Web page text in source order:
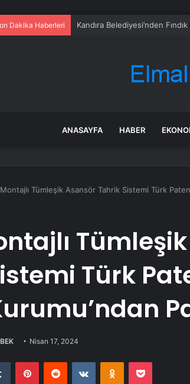
Dakika Haberleri Kandıra Belediyesi’nden
ANASAYFA HABER
Tümleşik Asansör Tahrik Sistemi Türk
Türk
Nisan 17, 2024
Tumblr PinterestReddit VKontakteOdnoklassniki
Pocket